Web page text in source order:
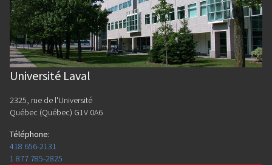
Université Laval
2325, rue de l'Université
Québec (Québec) G1V 0A6
Téléphone:
418 656-2131
1 877 785-2825